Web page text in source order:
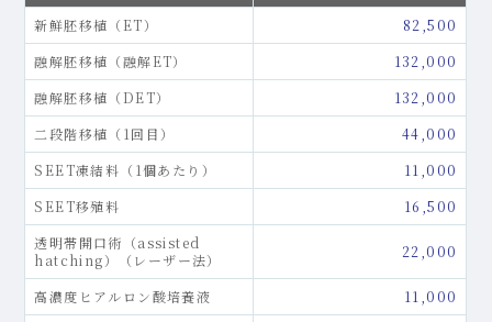
新鮮胚移植（ET）
82,500
融解胚移植（融解ET）
132,000
融解胚移植（DET）
132,000
二段階移植（1回目）
44,000
SEET凍結料（1個あたり）
11,000
SEET移殖料
16,500
透明帯開口術（assisted
hatching）（レーザー法）
22,000
高濃度ヒアルロン酸培養液
11,000